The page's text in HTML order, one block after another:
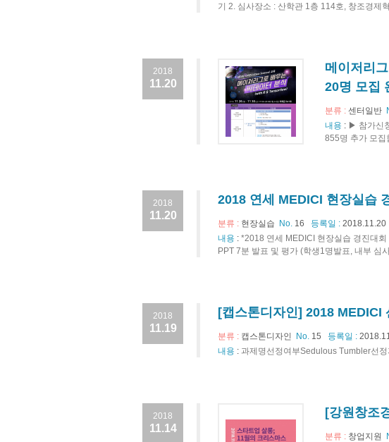
기 2. 심사장소 : 산학관 1층 114호, 창조경제
2018
11.20
메이저리
20명 모집
분류 : 센터일반
내용 : ▶ 참가신
855명 추가 모집
2018
11.20
2018 연세 MEDICI 현장실습
분류 : 현장실습 No. 16 등록일 : 2018.11.20
내용 : *2018 연세 MEDICI 현장실습 경진대
PPT 7분 발표 및 평가 (학생1명발표, 내부 심
2018
11.19
[캡스톤디자인] 2018 MEDICI
분류 : 캡스톤디자인 No. 15 등록일 :
내용 : 과제명선정여부Sedulous Tumbler선
2018
11.14
[강원창조
분류 : 창업지원